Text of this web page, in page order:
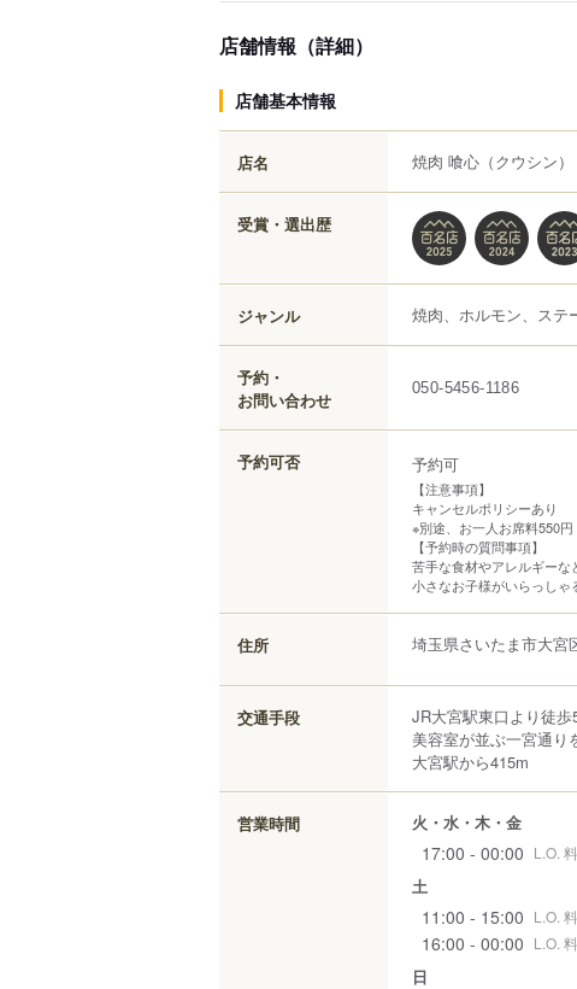
店舗情報（詳細）
店舗基本情報
店名 焼肉 喰心 （クウシン）
受賞・選出歴
ジャンル 焼肉、ホルモン、ステ
予約・
お問い合わせ
050-5456-1186
予約可否 予約可
【注意事項】
キャンセルポリシーあり
※別途、お一人お席料550
【予約時の質問事項】
苦手な食材やアレルギー
小さなお子様がいらっし
住所 埼玉県さいたま市大宮
交通手段
JR大宮駅東口より徒歩
美容室が並ぶ一宮通り
大宮駅から415m
営業時間 火・水・木・金
17:00 - 00:00 L.O.
土
11:00 - 15:00 L.O.
16:00 - 00:00 L.O.
日